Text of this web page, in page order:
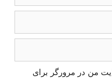
من در مرورگر برای